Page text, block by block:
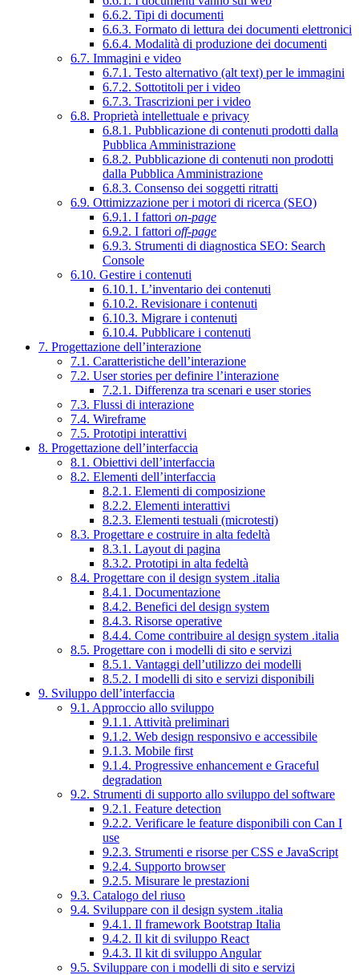
6.6.2. Tipi di documenti
6.6.3. Formato di lettura dei documenti elettronici
6.6.4. Modalità di produzione dei documenti
6.7. Immagini e video
6.7.1. Testo alternativo (alt text) per le immagini
6.7.2. Sottotitoli per i video
6.7.3. Trascrizioni per i video
6.8. Proprietà intellettuale e privacy
6.8.1. Pubblicazione di contenuti prodotti dalla
Pubblica Amministrazione
6.8.2. Pubblicazione di contenuti non prodotti
dalla Pubblica Amministrazione
6.8.3. Consenso dei soggetti ritratti
6.9. Ottimizzazione per i motori di ricerca (SEO)
6.9.1. I fattori on-page
6.9.2. I fattori off-page
6.9.3. Strumenti di diagnostica SEO: Search
Console
6.10. Gestire i contenuti
6.10.1. L’inventario dei contenuti
6.10.2. Revisionare i contenuti
6.10.3. Migrare i contenuti
6.10.4. Pubblicare i contenuti
7. Progettazione dell’interazione
7.1. Caratteristiche dell’interazione
7.2. User stories per definire l’interazione
7.2.1. Differenza tra scenari e user stories
7.3. Flussi di interazione
7.4. Wireframe
7.5. Prototipi interattivi
8. Progettazione dell’interfaccia
8.1. Obiettivi dell’interfaccia
8.2. Elementi dell’interfaccia
8.2.1. Elementi di composizione
8.2.2. Elementi interattivi
8.2.3. Elementi testuali (microtesti)
8.3. Progettare e costruire in alta fedeltà
8.3.1. Layout di pagina
8.3.2. Prototipi in alta fedeltà
8.4. Progettare con il design system .italia
8.4.1. Documentazione
8.4.2. Benefici del design system
8.4.3. Risorse operative
8.4.4. Come contribuire al design system .italia
8.5. Progettare con i modelli di sito e servizi
8.5.1. Vantaggi dell’utilizzo dei modelli
8.5.2. I modelli di sito e servizi disponibili
9. Sviluppo dell’interfaccia
9.1. Approccio allo sviluppo
9.1.1. Attività preliminari
9.1.2. Web design responsivo e accessibile
9.1.3. Mobile first
9.1.4. Progressive enhancement e Graceful
degradation
9.2. Strumenti di supporto allo sviluppo del software
9.2.1. Feature detection
9.2.2. Verificare le feature disponibili con Can I
use
9.2.3. Strumenti e risorse per CSS e JavaScript
9.2.4. Supporto browser
9.2.5. Misurare le prestazioni
9.3. Catalogo del riuso
9.4. Sviluppare con il design system .italia
9.4.1. Il framework Bootstrap Italia
9.4.2. Il kit di sviluppo React
9.4.3. Il kit di sviluppo Angular
9.5. Sviluppare con i modelli di sito e servizi